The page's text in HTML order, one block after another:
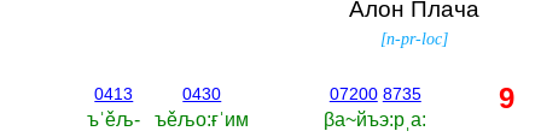
Алон Плача
[n-pr-loc]
07200 8735
βа~йъэ:рˌа:‎
0430
ъěљо:ғˈим
0413
ъˈěљ-‎
9